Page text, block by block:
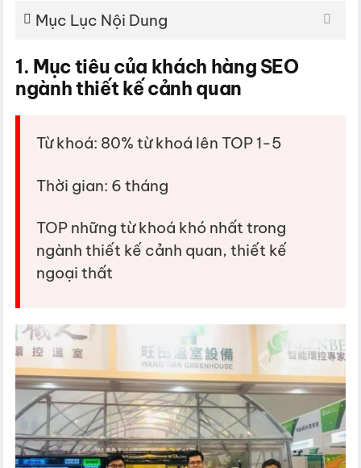
Mục Lục Nội Dung
1. Mục tiêu của khách hàng SEO
ngành thiết kế cảnh quan
Từ khoá: 80% từ khoá lên TOP 1-5
Thời gian: 6 tháng
TOP những từ khoá khó nhất trong
ngành thiết kế cảnh quan, thiết kế
ngoại thất